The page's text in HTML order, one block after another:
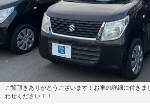
ご覧頂きありがとうございます！お車の詳細に付きま
わせください！！